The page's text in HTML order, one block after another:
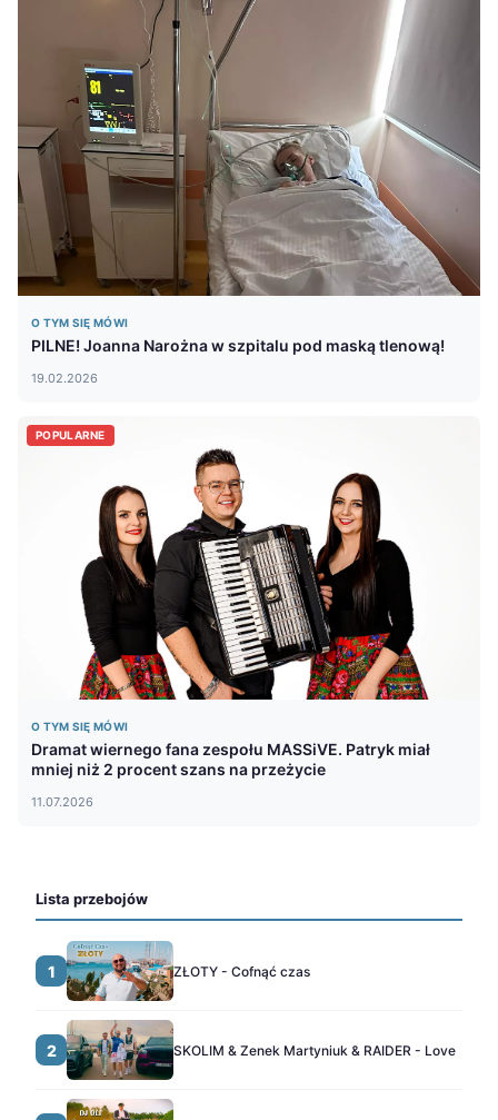
O TYM SIĘ MÓWI
PILNE! Joanna Narożna w szpitalu pod maską tlenową!
19.02.2026
POPULARNE
O TYM SIĘ MÓWI
Dramat wiernego fana zespołu MASSiVE. Patryk miał
mniej niż 2 procent szans na przeżycie
11.07.2026
Lista przebojów
1 ZŁOTY - Cofnąć czas
2 SKOLIM & Zenek Martyniuk & RAIDER - Love